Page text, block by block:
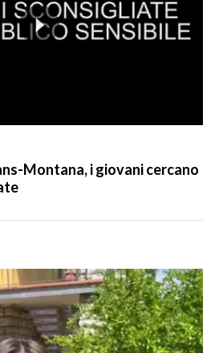
Montana, i giovani cercano